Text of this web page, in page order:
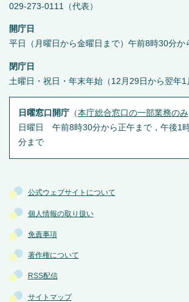
公式ウェブサイトについて
個人情報の取り扱い
免責事項
著作権について
RSS配信
サイトマップ
029-273-0111（代表）
開庁日
平日（月曜日から金曜日まで）午前8時30分か
閉庁日
土曜日・祝日・年末年始（12月29日から翌年1
日曜窓口開庁（本庁総合窓口の一部業務のみ
日曜日 午前8時30分から正午まで，午後1
分まで